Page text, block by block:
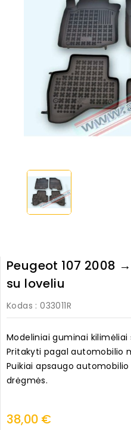
Peugeot 107 2008
su loveliu
Kodas : 033011R
Modeliniai guminai kilimėliai
Pritakyti pagal automobilio
Puikiai apsaugo
drėgmės.
38,00 €